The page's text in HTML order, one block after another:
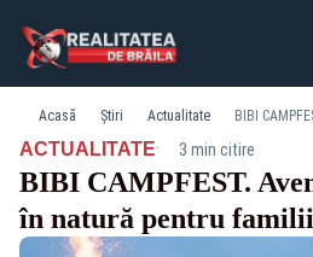
Acasă Știri Actualitate
ACTUALITATE· 3 min citire
BIBI CAMPFEST.
în natură pentru